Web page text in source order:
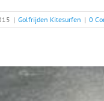
| Golfrijden Kitesurfen | 0